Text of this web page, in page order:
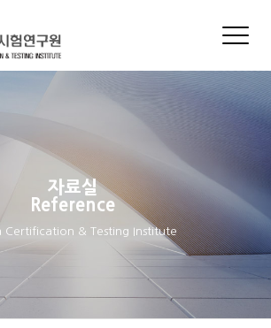
Toggle
자료실
Reference
Certification & Testing Institute